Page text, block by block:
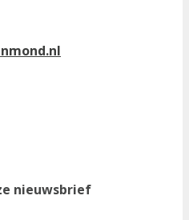
nieuwsbrief